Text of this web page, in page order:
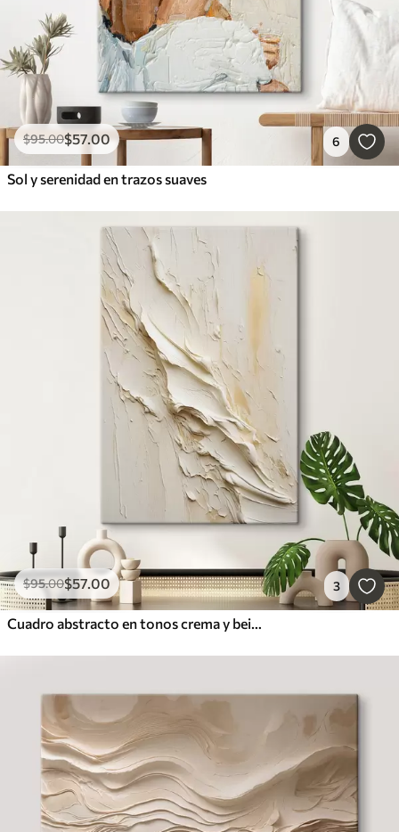
$95.00$57.00 6
Sol y serenidad en trazos suaves
$95.00$57.00 3
Cuadro abstracto en tonos crema y beige con textura, arte minimalista